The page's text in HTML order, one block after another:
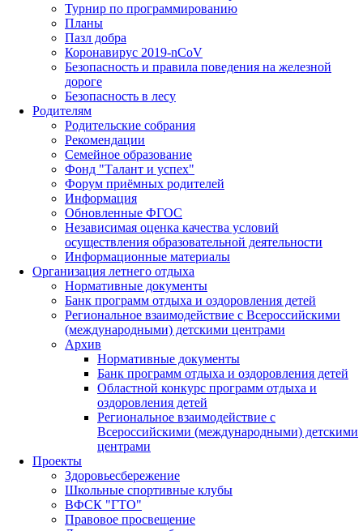
Турнир по программированию
Планы
Пазл добра
Коронавирус 2019-nCoV
Безопасность и правила поведения на железной
дороге
Безопасность в лесу
Родителям
Родительские собрания
Рекомендации
Семейное образование
Фонд "Талант и успех"
Форум приёмных родителей
Информация
Обновленные ФГОС
Независимая оценка качества условий
осуществления образовательной деятельности
Информационные материалы
Организация летнего отдыха
Нормативные документы
Банк программ отдыха и оздоровления детей
Региональное взаимодействие с Всероссийскими
(международными) детскими центрами
Архив
Нормативные документы
Банк программ отдыха и оздоровления детей
Областной конкурс программ отдыха и
оздоровления детей
Региональное взаимодействие с
Всероссийскими (международными) детскими
центрами
Проекты
Здоровьесбережение
Школьные спортивные клубы
ВФСК "ГТО"
Правовое просвещение